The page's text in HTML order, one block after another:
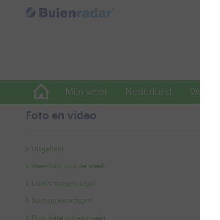
Mijn weer Nederland
Foto en video
Uitgelicht
Weerfoto van de week
Laatst toegevoegd
Best gewaardeerd
Populaire categorieën